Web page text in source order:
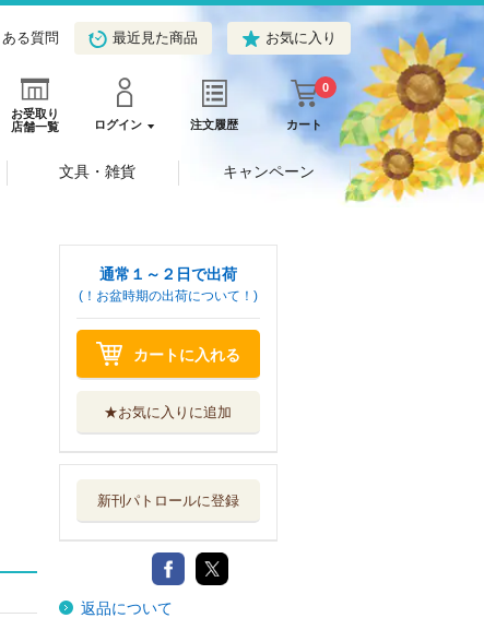
ある質問 最近見た商品 お気に入り
お受取り
店舗一覧
ログイン 注文履歴 カート
0
文具・雑貨 キャンペーン
通常１～２日で出荷
(！お盆時期の出荷について！)
カートに入れる
★お気に入りに追加
新刊パトロールに登録
返品について